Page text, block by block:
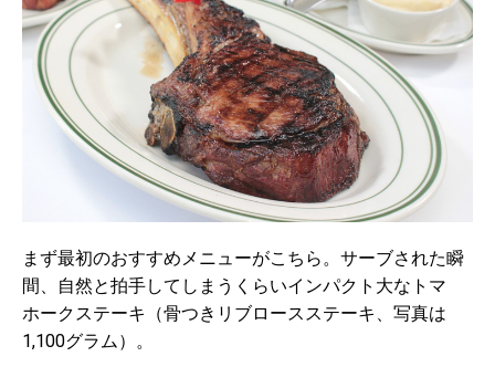
まず最初のおすすめメニューがこちら。サーブされた瞬
間、自然と拍手してしまうくらいインパクト大なトマ
ホークステーキ（骨つきリブロースステーキ、写真は
1,100グラム）。